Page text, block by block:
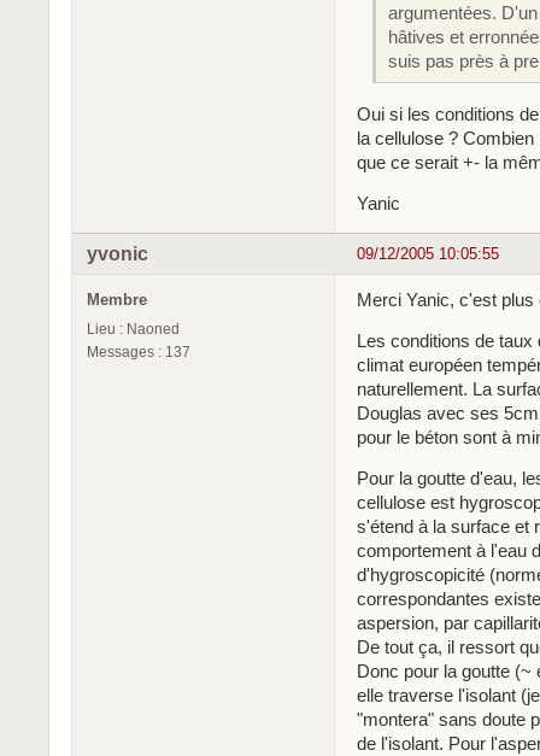
argumentées.
hâtives et
suis pas près à
Oui si les conditions
la cellulose ?
que ce serait +- la
Yanic
09/12/2005 10:05:55
yvonic
Membre
Lieu : Naoned
Messages : 137
Merci Yanic, c'est
Les conditions de
climat européen
naturellement. La
Douglas avec ses
pour le béton sont à
Pour la goutte d'eau,
cellulose est
s'étend à la surface et
comportement à l'eau
d'hygroscopicité
correspondantes
aspersion, par
De tout ça, il ressort
Donc pour la goutte
elle traverse l'isolant
"montera" sans doute
de l'isolant. Pour